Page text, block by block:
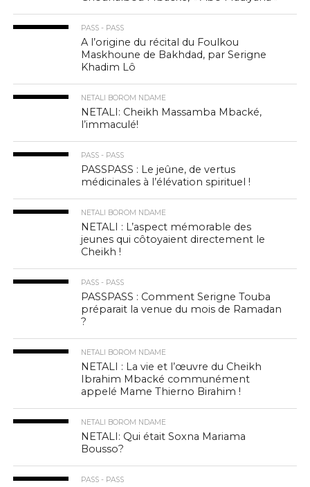
PASS - PASS
A l’origine du récital du Foulkou
Maskhoune de Bakhdad, par Serigne
Khadim Lô
NETALI BOROM NDAME
NETALI: Cheikh Massamba Mbacké,
l’immaculé!
PASS - PASS
PASSPASS : Le jeûne, de vertus
médicinales à l’élévation spirituel !
NETALI BOROM NDAME
NETALI : L’aspect mémorable des
jeunes qui côtoyaient directement le
Cheikh !
PASS - PASS
PASSPASS : Comment Serigne Touba
préparait la venue du mois de Ramadan
?
NETALI BOROM NDAME
NETALI : La vie et l’œuvre du Cheikh
Ibrahim Mbacké communément
appelé Mame Thierno Birahim !
NETALI BOROM NDAME
NETALI: Qui était Soxna Mariama
Bousso?
PASS - PASS